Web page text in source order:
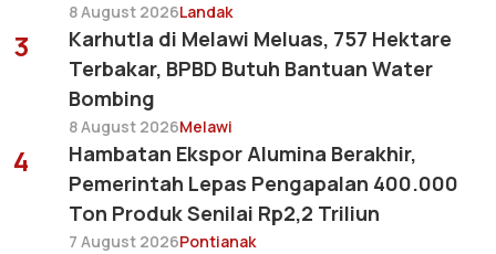
8 August 2026Landak
3
Karhutla di Melawi Meluas, 757 Hektare
Terbakar, BPBD Butuh Bantuan Water
Bombing
8 August 2026Melawi
4
Hambatan Ekspor Alumina Berakhir,
Pemerintah Lepas Pengapalan 400.000
Ton Produk Senilai Rp2,2 Triliun
7 August 2026Pontianak